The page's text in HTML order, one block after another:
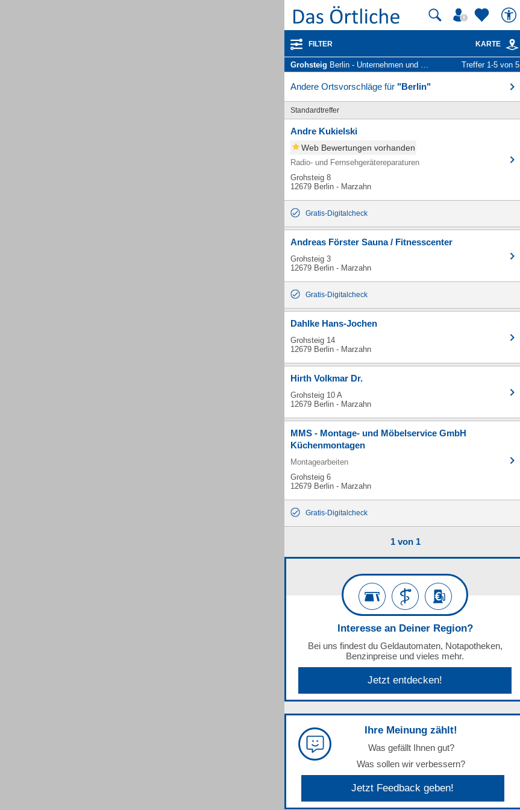
FILTER KARTE
Grohsteig Berlin - Unternehmen und Personen Treffer 1-5 von 5
Andere Ortsvorschläge für "Berlin"
Standardtreffer
Andre Kukielski
Web Bewertungen vorhanden
Radio- und Fernsehgerätereparaturen
Grohsteig 8
12679 Berlin - Marzahn
Gratis-Digitalcheck
Andreas Förster Sauna / Fitnesscenter
Grohsteig 3
12679 Berlin - Marzahn
Gratis-Digitalcheck
Dahlke Hans-Jochen
Grohsteig 14
12679 Berlin - Marzahn
Hirth Volkmar Dr.
Grohsteig 10 A
12679 Berlin - Marzahn
MMS - Montage- und Möbelservice GmbH
Küchenmontagen
Montagearbeiten
Grohsteig 6
12679 Berlin - Marzahn
Gratis-Digitalcheck
1 von 1
Interesse an Deiner Region?
Bei uns findest du Geldautomaten, Notapotheken,
Benzinpreise und vieles mehr.
Jetzt entdecken!
Ihre Meinung zählt!
Was gefällt Ihnen gut?
Was sollen wir verbessern?
Jetzt Feedback geben!